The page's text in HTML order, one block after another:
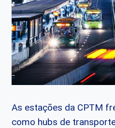
As estações da CPTM
como hubs de